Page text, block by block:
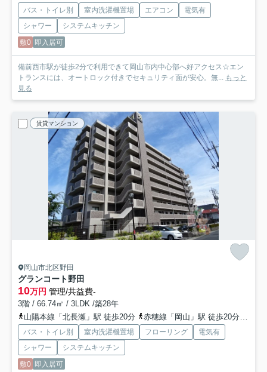
バス・トイレ別 室内洗濯機置場 エアコン
電気有
シャワー
システムキッチン
敷0 即入居可
備前西市駅が徒歩2分で利用できて岡山市内中心部へ好アクセス☆エン
トランスには、オートロック付きでセキュリティ面が安心。無...
もっと
見る
賃貸マンション
岡山市北区野田
グランコート野田
10万円 管理/共益費-
3階 / 66.74㎡ / 3LDK /築28年
山陽本線「北長瀬」駅 徒歩20分
赤穂線「岡山」駅 徒歩20分
バス・トイレ別 室内洗濯機置場 フローリング
電気有
シャワー
システムキッチン
敷0 即入居可